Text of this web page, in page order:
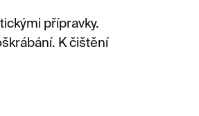
přípravky.
K čištění